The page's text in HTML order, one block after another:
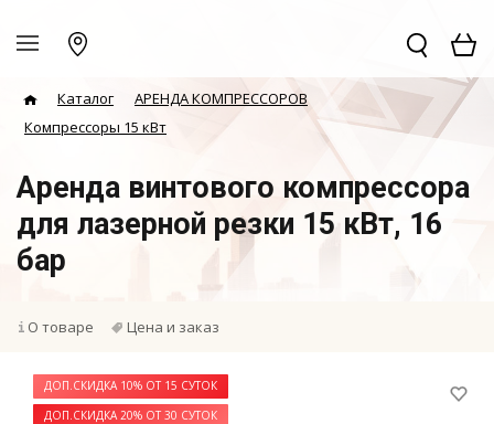
Каталог
АРЕНДА КОМПРЕССОРОВ
Компрессоры 15 кВт
Аренда винтового компрессора
для лазерной резки 15 кВт, 16
бар
О товаре Цена и заказ
ДОП.СКИДКА 10% ОТ 15 СУТОК
ДОП.СКИДКА 20% ОТ 30 СУТОК